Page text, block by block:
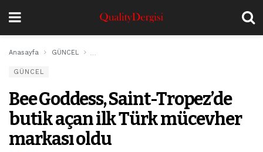
Anasayfa GÜNCEL
GÜNCEL
Bee Goddess, Saint-Tropez’de
butik açan ilk Türk mücevher
markası oldu